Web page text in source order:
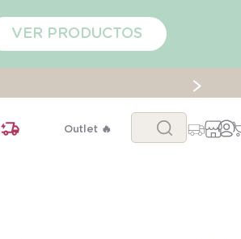
VER PRODUCTOS
Outlet 🔥
Buscar...